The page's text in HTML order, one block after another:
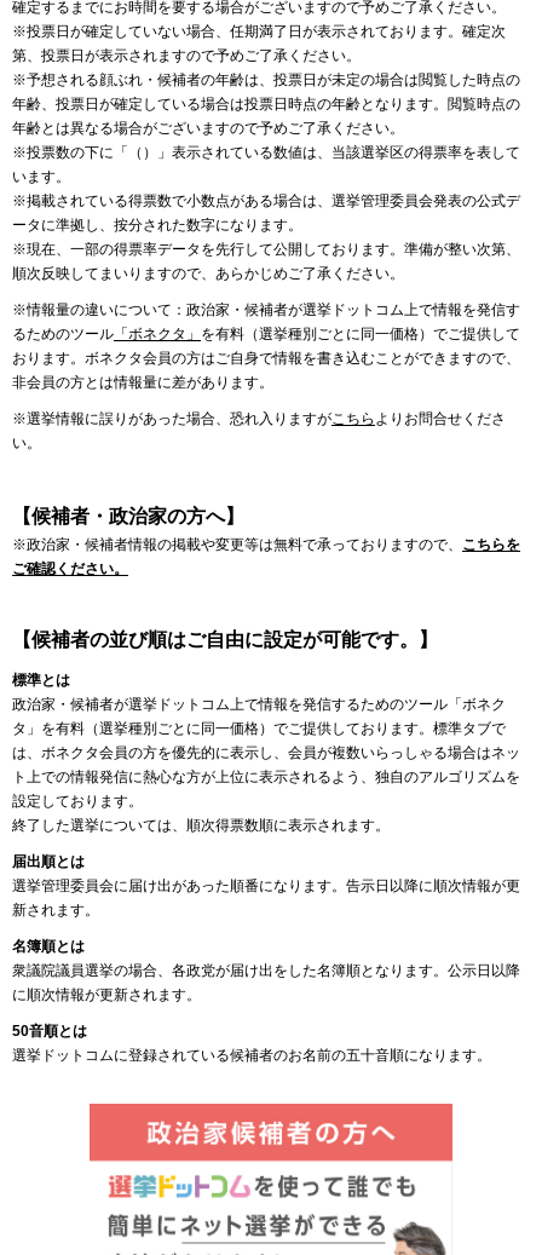
確定するまでにお時間を要する場合がございますので予めご了承ください。
※投票日が確定していない場合、任期満了日が表示されております。確定次
第、投票日が表示されますので予めご了承ください。
※予想される顔ぶれ・候補者の年齢は、投票日が未定の場合は閲覧した時点の
年齢、投票日が確定している場合は投票日時点の年齢となります。閲覧時点の
年齢とは異なる場合がございますので予めご了承ください。
※投票数の下に「（）」表示されている数値は、当該選挙区の得票率を表して
います。
※掲載されている得票数で小数点がある場合は、選挙管理委員会発表の公式デ
ータに準拠し、按分された数字になります。
※現在、一部の得票率データを先行して公開しております。準備が整い次第、
順次反映してまいりますので、あらかじめご了承ください。
※情報量の違いについて：政治家・候補者が選挙ドットコム上で情報を発信す
るためのツール 「ボネクタ」 を有料（選挙種別ごとに同一価格）でご提供して
おります。ボネクタ会員の方はご自身で情報を書き込むことができますので、
非会員の方とは情報量に差があります。
※選挙情報に誤りがあった場合、恐れ入りますがこちら よりお問合せくださ
い。
【候補者・政治家の方へ】
※政治家・候補者情報の掲載や変更等は無料で承っておりますので、 こちらを
ご確認ください。
【候補者の並び順はご自由に設定が可能です。】
標準とは
政治家・候補者が選挙ドットコム上で情報を発信するためのツール「ボネク
タ」を有料（選挙種別ごとに同一価格）でご提供しております。標準タブで
は、ボネクタ会員の方を優先的に表示し、会員が複数いらっしゃる場合はネッ
ト上での情報発信に熱心な方が上位に表示されるよう、独自のアルゴリズムを
設定しております。
終了した選挙については、順次得票数順に表示されます。
届出順とは
選挙管理委員会に届け出があった順番になります。告示日以降に順次情報が更
新されます。
名簿順とは
衆議院議員選挙の場合、各政党が届け出をした名簿順となります。公示日以降
に順次情報が更新されます。
50音順とは
選挙ドットコムに登録されている候補者のお名前の五十音順になります。